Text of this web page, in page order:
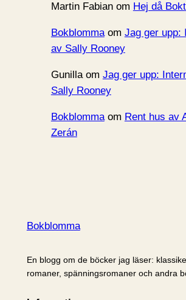
Martin Fabianom Hej då
Bokblommaom Jag ger upp:
av Sally Rooney
Gunillaom Jag ger upp:
Sally Rooney
Bokblommaom Rent hus av
Zerán
Bokblomma
En blogg om de böcker jag läser:
romaner, spänningsromaner och andra